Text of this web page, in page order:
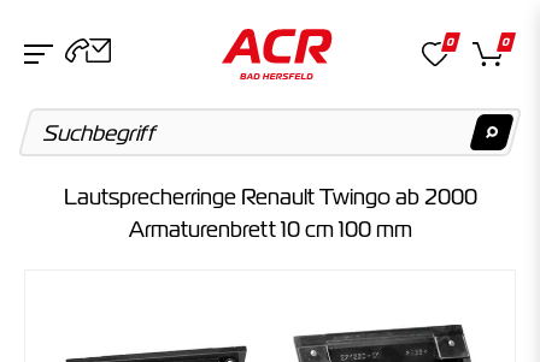
Suchvorschläge
0 0
Lautsprecherringe Renault Twingo ab 2000
Armaturenbrett 10 cm 100 mm